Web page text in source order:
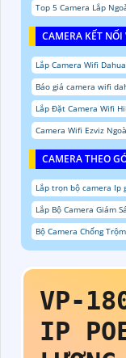
Top 5 Camera Lắp
CAMERA KẾT NỐI
Lắp Camera Wifi
Báo giá camera wifi
Lắp Đặt Camera Wifi
Camera Wifi Ezviz
CAMERA THEO
Lắp trọn bộ camera Ip
Lắp Bộ Camera Giám
Bộ Camera Chống
VP-
IP